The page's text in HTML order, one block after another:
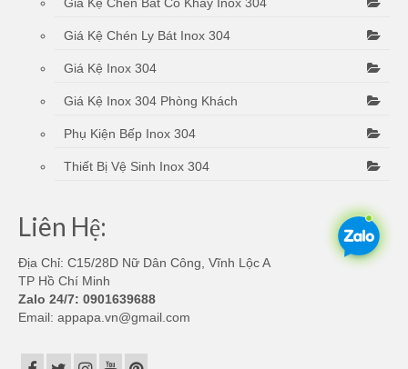
được
chọn
phẩm
Giá Kệ Chén Bát Có Khay Inox 304
Giá Kệ Chén Ly Bát Inox 304
Giá Kệ Inox 304
Giá Kệ Inox 304 Phòng Khách
Phụ Kiện Bếp Inox 304
Thiết Bị Vệ Sinh Inox 304
Liên Hệ:
Địa Chỉ: C15/28D Nữ Dân Công, Vĩnh Lộc A
TP Hồ Chí Minh
Zalo 24/7: 0901639688
Email: appapa.vn@gmail.com